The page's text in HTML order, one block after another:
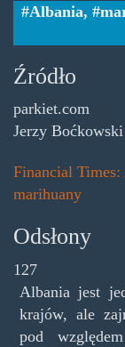
Albania,
Źródło
parkiet.com
Jerzy Boćkowski
Financial Times:
marihuany
Odsłony
127
Albania jest
krajów, ale
pod